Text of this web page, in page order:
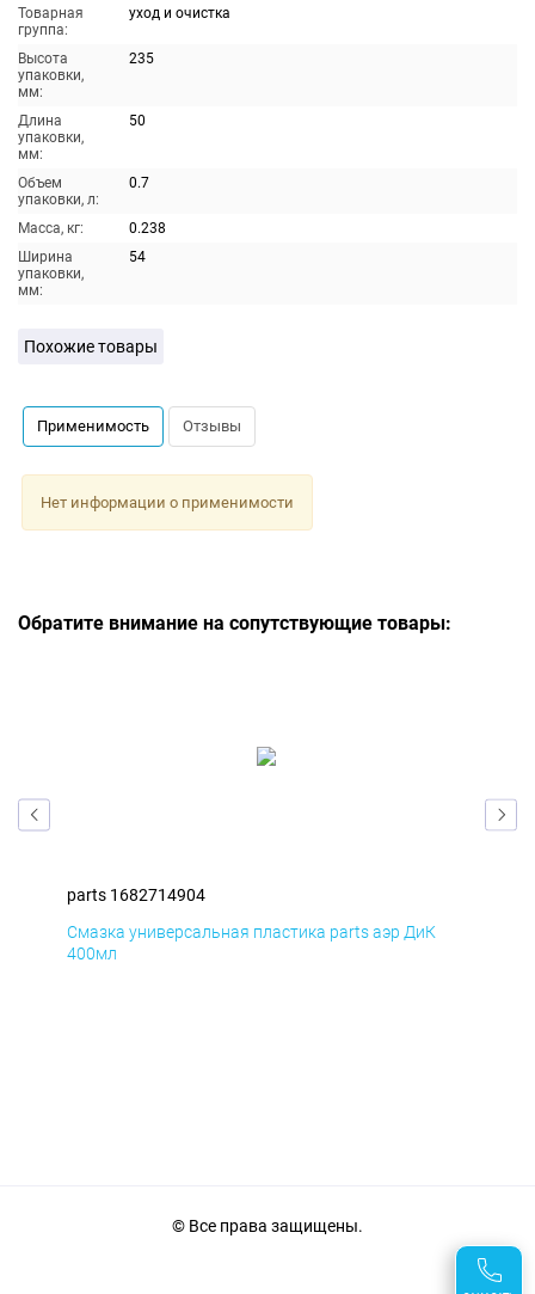
Товарная
группа:
уход и очистка
Высота
упаковки,
мм:
235
Длина
упаковки,
мм:
50
Объем
упаковки, л:
0.7
Масса, кг:
0.238
Ширина
упаковки,
мм:
54
Похожие товары
Применимость Отзывы
Нет информации о применимости
Обратите внимание на сопутствующие товары:
parts 1682714904
Смазка универсальная пластика parts аэр ДиК
400мл
© Все права защищены.